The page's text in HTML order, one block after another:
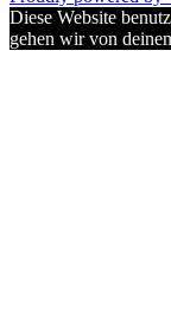
Diese Website
gehen wir von